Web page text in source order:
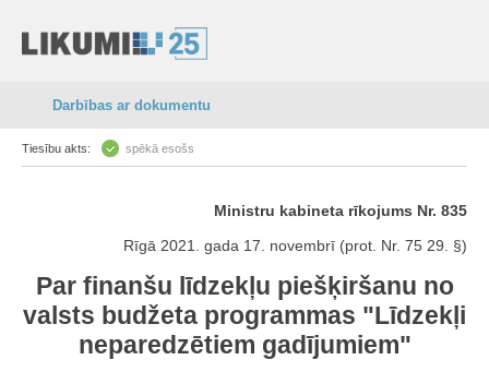
Darbības ar dokumentu
Tiesību akts: spēkā esošs
Ministru kabineta rīkojums Nr. 835
Rīgā 2021. gada 17. novembrī (prot. Nr. 75 29. §)
Par finanšu līdzekļu piešķiršanu no
valsts budžeta programmas "Līdzekļi
neparedzētiem gadījumiem"